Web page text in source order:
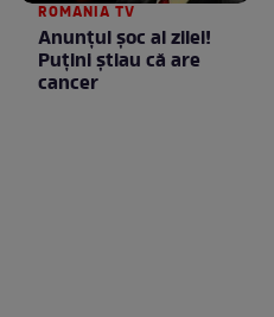
ROMANIA TV
Anunţul şoc al zilei!
Puţini ştiau că are
cancer